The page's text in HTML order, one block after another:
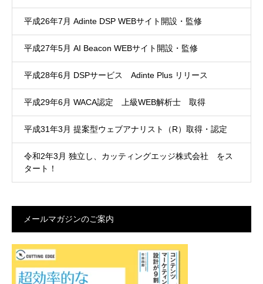
平成26年7月 Adinte DSP WEBサイト開設・監修
平成27年5月 AI Beacon WEBサイト開設・監修
平成28年6月 DSPサービス Adinte Plus リリース
平成29年6月 WACA認定 上級WEB解析士 取得
平成31年3月 提案型ウェブアナリスト（R）取得・認定
令和2年3月 独立し、カッティングエッジ株式会社 をス
タート！
メールマガジンのご案内